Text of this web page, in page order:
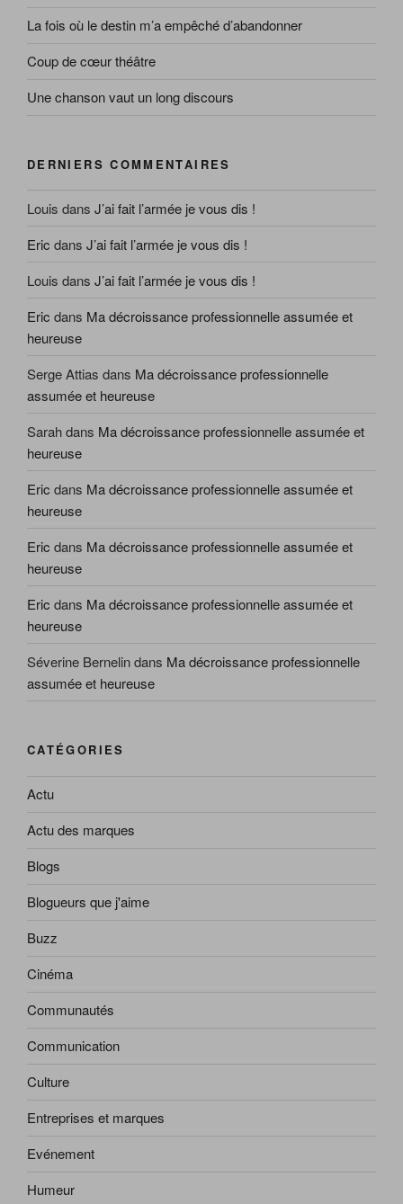
La fois où le destin m’a empêché d’abandonner
Coup de cœur théâtre
Une chanson vaut un long discours
DERNIERS COMMENTAIRES
Louis dans J’ai fait l’armée je vous dis !
Eric dans J’ai fait l’armée je vous dis !
Louis dans J’ai fait l’armée je vous dis !
Eric dans Ma décroissance professionnelle assumée et
heureuse
Serge Attias dans Ma décroissance professionnelle
assumée et heureuse
Sarahdans Ma décroissance professionnelle assumée et
heureuse
Eric dans Ma décroissance professionnelle assumée et
heureuse
Eric dans Ma décroissance professionnelle assumée et
heureuse
Eric dans Ma décroissance professionnelle assumée et
heureuse
Séverine Bernelindans Ma décroissance professionnelle
assumée et heureuse
CATÉGORIES
Actu
Actu des marques
Blogs
Blogueurs que j'aime
Buzz
Cinéma
Communautés
Communication
Culture
Entreprises et marques
Evénement
Humeur